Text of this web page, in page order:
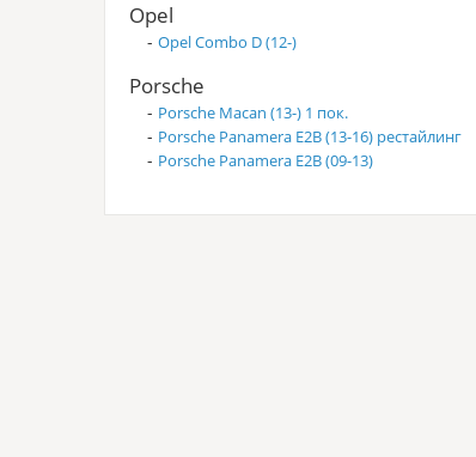
Opel
- Opel Combo D (12-)
Porsche
- Porsche Macan (13-) 1 пок.
- Porsche Panamera E2B (13-16) рестайлинг
- Porsche Panamera E2B (09-13)